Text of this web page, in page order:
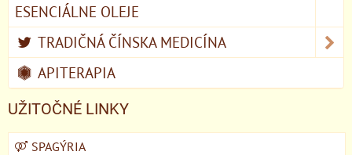
ESENCIÁLNE OLEJE
TRADIČNÁ ČÍNSKA MEDICÍNA
APITERAPIA
UŽITOČNÉ LINKY
SPAGÝRIA